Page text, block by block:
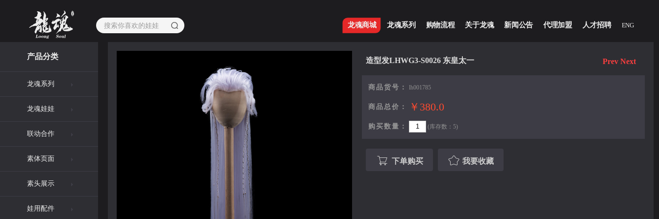
龙魂商城 龙魂系列 购物流程 关于龙魂 新闻公告 代理加盟 人才招聘 ENG
产品分类
龙魂系列
龙魂娃娃
联动合作
素体页面
素头展示
娃用配件
造型发LHWG3-S0026 东皇太一 Prev Next
商品货号： lh001785
商品总价： ￥380.0
购买数量： (库存数：5)
下单购买 我要收藏